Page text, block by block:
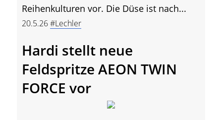
Reihenkulturen vor. Die Düse ist nach...
20.5.26#Lechler
Hardi stellt neue
Feldspritze AEON TWIN
FORCE vor